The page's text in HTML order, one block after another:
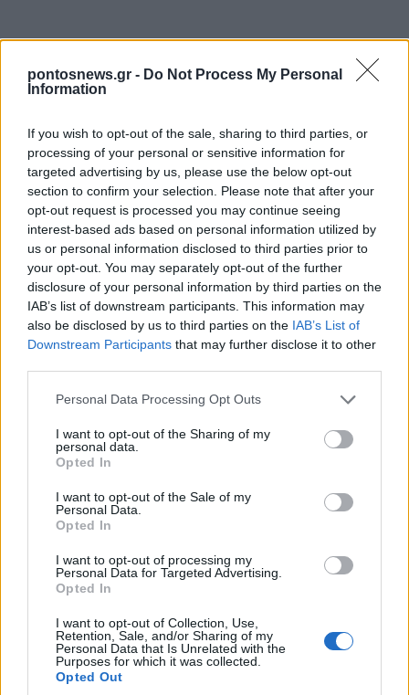
pontosnews.gr - Do Not Process My Personal
Information
If you wish to opt-out of the sale, sharing to third parties, or
processing of your personal or sensitive information for
targeted advertising by us, please use the below opt-out
section to confirm your selection. Please note that after your
opt-out request is processed you may continue seeing
interest-based ads based on personal information utilized by
us or personal information disclosed to third parties prior to
your opt-out. You may separately opt-out of the further
disclosure of your personal information by third parties on the
IAB’s list of downstream participants. This information may
also be disclosed by us to third parties on the IAB’s List of
Downstream Participants that may further disclose it to other
Please note that this website/app uses one or more Google
not limited to your visit or usage behaviour. You may click to
grant or deny consent to Google and its third-party tags to
use your data for below specified purposes in below Google
consent section.
Personal Data Processing Opt Outs
I want to opt-out of the Sharing of my
personal data.
Opted In
I want to opt-out of the Sale of my
Personal Data.
Opted In
I want to opt-out of processing my
Personal Data for Targeted Advertising.
Opted In
I want to opt-out of Collection, Use,
Retention, Sale, and/or Sharing of my
Personal Data that Is Unrelated with the
Purposes for which it was collected.
Opted Out
ΣΥΛΛΟΓΟΙ
Πόντος και Κρήτη ανταμώνουν στον Πολιτιστικό
Ποντιακό Σύλλογο Αμπελοκήπων-Μενεμένης «Το
Καΐστρι»
18/07/2026 - 11:51πμ
ΣΥΛΛΟΓΟΙ
Μαθήματα ποντιακής διαλέκτου και πολιτισμού
στην Αυστραλία
18/07/2026 - 9:20πμ